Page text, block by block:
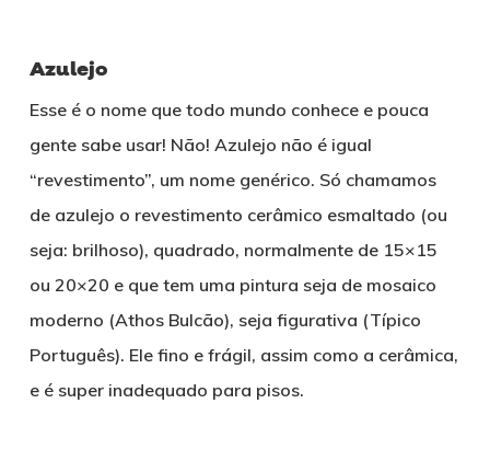
Azulejo
Esse é o nome que todo mundo conhece e pouca
gente sabe usar! Não! Azulejo não é igual
“revestimento”, um nome genérico. Só chamamos
de azulejo o revestimento cerâmico esmaltado (ou
seja: brilhoso), quadrado, normalmente de 15×15
ou 20×20 e que tem uma pintura seja de mosaico
moderno (Athos Bulcão), seja figurativa (Típico
Português). Ele fino e frágil, assim como a cerâmica,
e é super inadequado para pisos.